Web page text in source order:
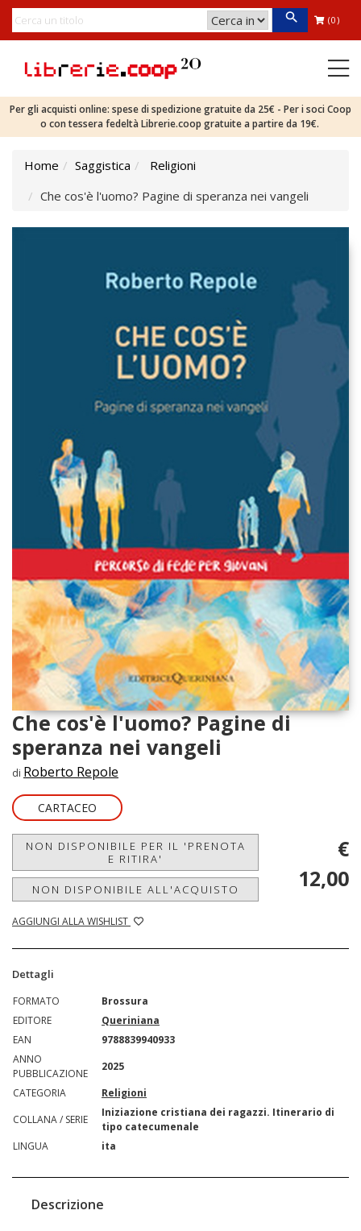
(0)
Per gli acquisti online: spese di spedizione gratuite da 25€ - Per i soci Coop
o con tessera fedeltà Librerie.coop gratuite a partire da 19€.
Home Saggistica
Religioni
Che cos'è l'uomo? Pagine di speranza nei vangeli
Che cos'è l'uomo? Pagine di
speranza nei vangeli
di Roberto Repole
CARTACEO
NON DISPONIBILE PER IL 'PRENOTA
E RITIRA'
NON DISPONIBILE ALL'ACQUISTO
AGGIUNGI ALLA WISHLIST
€
12,00
Dettagli
FORMATO
Brossura
EDITORE
Queriniana
EAN
9788839940933
ANNO
PUBBLICAZIONE
2025
CATEGORIA
Religioni
COLLANA / SERIE
Iniziazione cristiana dei ragazzi. Itinerario di
tipo catecumenale
LINGUA
ita
Descrizione